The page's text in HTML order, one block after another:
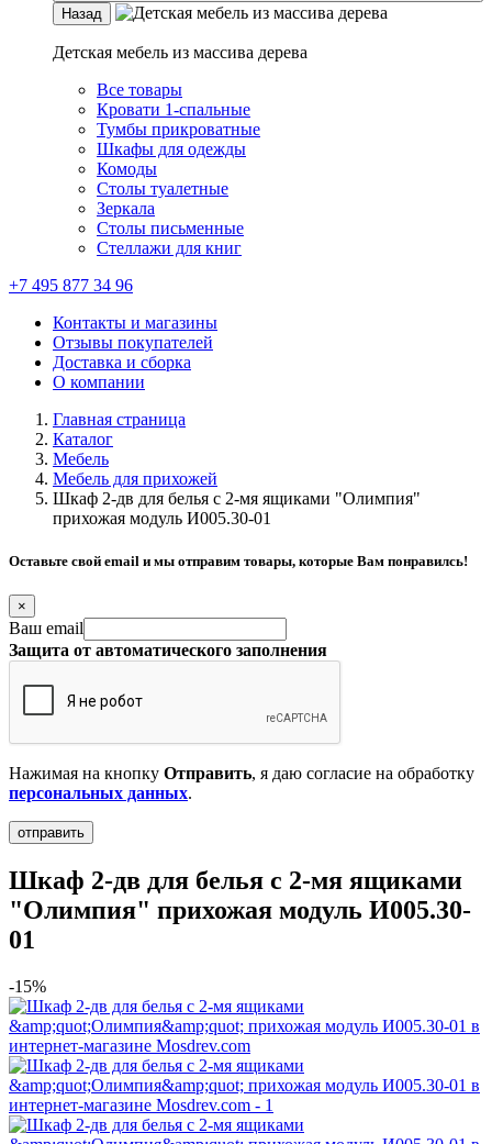
Назад
Детская мебель из массива дерева
Все товары
Кровати 1-спальные
Тумбы прикроватные
Шкафы для одежды
Комоды
Столы туалетные
Зеркала
Столы письменные
Стеллажи для книг
+7 495 877 34 96
Контакты и магазины
Отзывы покупателей
Доставка и сборка
О компании
Главная страница
Каталог
Мебель
Мебель для прихожей
Шкаф 2-дв для белья с 2-мя ящиками "Олимпия"
прихожая модуль И005.30-01
Оставьте свой email и мы отправим товары, которые Вам понравилсь!
×
Ваш email
Защита от автоматического заполнения
Нажимая на кнопку Отправить, я даю согласие на обработку
персональных данных.
Шкаф 2-дв для белья с 2-мя ящиками
"Олимпия" прихожая модуль И005.30-
01
-15%